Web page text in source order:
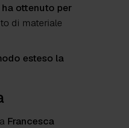
ha ottenuto per
di materiale
esteso la
Francesca